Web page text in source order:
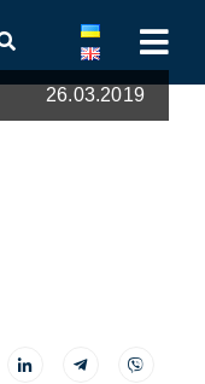
26.03.2019